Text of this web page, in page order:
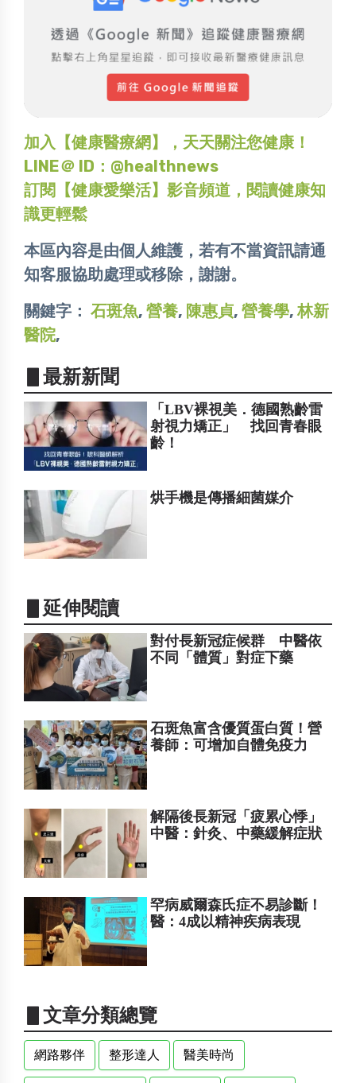
加入【健康醫療網】，天天關注您健康！
LINE＠ ID：@healthnews
訂閱【健康愛樂活】影音頻道，閱讀健康知
識更輕鬆
本區內容是由個人維護，若有不當資訊請通
知客服協助處理或移除，謝謝。
關鍵字： 石斑魚, 營養, 陳惠貞, 營養學,林新
醫院,
▋最新新聞
「LBV裸視美．德國熟齡雷
射視力矯正」 找回青春眼
齡！
烘手機是傳播細菌媒介
▋延伸閱讀
對付長新冠症候群 中醫依
不同「體質」對症下藥
石斑魚富含優質蛋白質！營
養師：可增加自體免疫力
解隔後長新冠「疲累心悸」
中醫：針灸、中藥緩解症狀
罕病威爾森氏症不易診斷！
醫：4成以精神疾病表現
▋文章分類總覽
網路夥伴 整形達人 醫美時尚